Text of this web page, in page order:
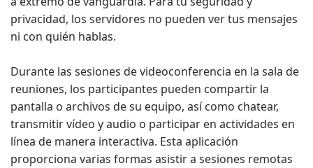
privacidad, los servidores no pueden ver tus mensajes
ni con quién hablas.
Durante las sesiones de videoconferencia en la sala de
reuniones, los participantes pueden compartir la
pantalla o archivos de su equipo, así como chatear,
transmitir vídeo y audio o participar en actividades en
línea de manera interactiva. Esta aplicación
proporciona varias formas asistir a sesiones remotas